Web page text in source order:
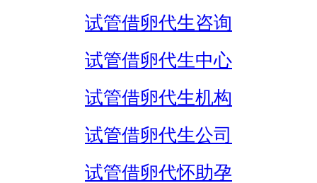
试管借卵代生咨询
试管借卵代生中心
试管借卵代生机构
试管借卵代生公司
试管借卵代怀助孕